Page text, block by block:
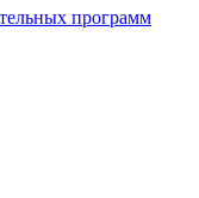
программ